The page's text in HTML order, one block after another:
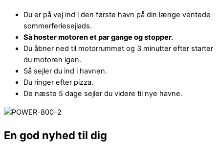
Du er på vej ind i den første havn på din længe ventede
sommerferiesejlads.
Så hoster motoren et par gange og stopper.
Du åbner ned til motorrummet og 3 minutter efter starter
du motoren igen.
Så sejler du ind i havnen.
Du ringer efter pizza.
De næste 5 dage sejler du videre til nye havne.
En god nyhed til dig